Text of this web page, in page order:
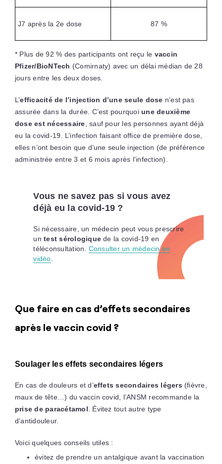
J7 après la 2e dose 87 %
* Plus de 92 % des participants ont reçu le vaccin
Pfizer/BioNTech (Comirnaty) avec un délai médian de 28
jours entre les deux doses.
L’efficacité de l’injection d’une seule dose n’est pas
assurée dans la durée. C’est pourquoiune deuxième
dose est nécessaire , sauf pour les personnes ayant déjà
eu la covid-19. L’infection faisant office de première dose,
elles n’ont besoin que d’une seule injection (de préférence
administrée entre 3 et 6 mois après l’infection).
Vous ne savez pas si vous avez
déjà eu la covid-19 ?
Si nécessaire, un médecin peut vous prescrire
untest sérologique de la covid-19 en
téléconsultation. Consulter un médecin en
vidéo
Que faire en cas d’effets secondaires
après le vaccin covid ?
Soulager les effets secondaires légers
En cas de douleurs et d’effets secondaires légers (fièvre,
maux de tête…) du vaccin covid, l’ANSM recommande la
prise de paracétamol . Évitez tout autre type
d’antidouleur.
Voici quelques conseils utiles :
évitez de prendre un antalgique avant la vaccination